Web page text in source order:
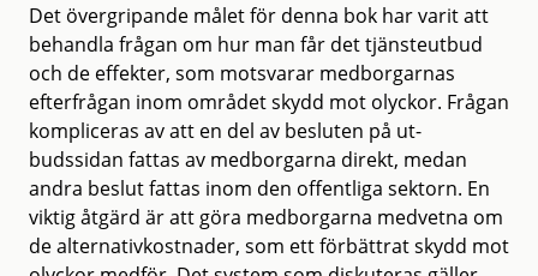
Det övergripande målet för denna bok har varit att
behandla frågan om hur man får det tjänsteutbud
och de effekter, som motsvarar medborgarnas
efterfrågan inom området skydd mot olyckor. Frågan
kompliceras av att en del av besluten på ut­
budssidan fattas av medborgarna direkt, medan
andra beslut fattas inom den offent­liga sektorn. En
viktig åtgärd är att göra medborgarna medvetna om
de alternativ­kostnader, som ett förbättrat skydd mot